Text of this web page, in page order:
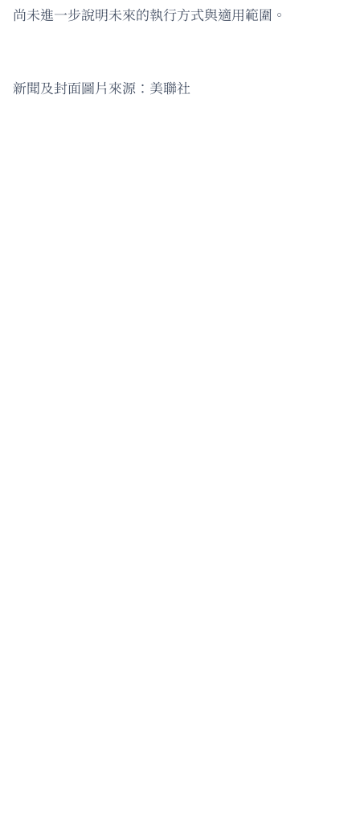
尚未進一步說明未來的執行方式與適用範圍。
新聞及封面圖片來源：美聯社